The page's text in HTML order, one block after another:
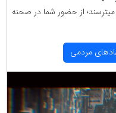
میترسند؛ از حضور شما در صحنه
مردمی